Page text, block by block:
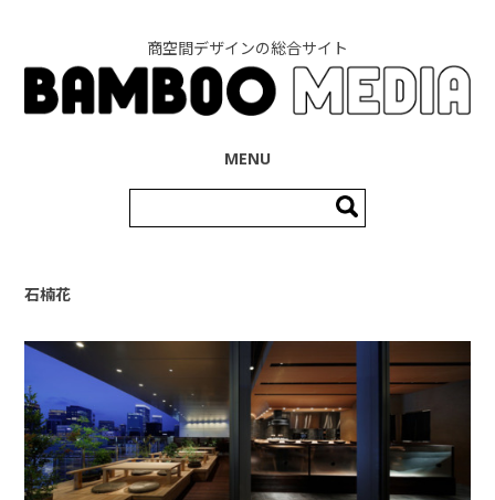
商空間デザインの総合サイト
MENU
索:
石楠花